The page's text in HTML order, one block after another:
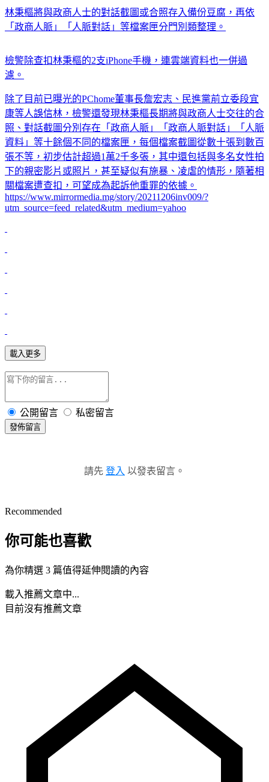
林秉樞將與政商人士的對話截圖或合照存入備份豆腐，再依
「政商人脈」「人脈對話」等檔案匣分門別類整理。
檢警除查扣林秉樞的2支iPhone手機，連雲端資料也一併過
濾。
除了目前已曝光的PChome董事長詹宏志、民進黨前立委段宜
康等人誤信林，檢警還發現林秉樞長期將與政商人士交往的合
照、對話截圖分別存在「政商人脈」「政商人脈對話」「人脈
資料」等十餘個不同的檔案匣，每個檔案截圖從數十張到數百
張不等，初步估計超過1萬2千多張，其中還包括與多名女性拍
下的親密影片或照片，甚至疑似有施暴、凌虐的情形，隨著相
關檔案遭查扣，可望成為起訴他重罪的依據。
https://www.mirrormedia.mg/story/20211206inv009/?
utm_source=feed_related&utm_medium=yahoo
載入更多
公開留言 私密留言
發佈留言
請先 登入 以發表留言。
Recommended
你可能也喜歡
為你精選 3 篇值得延伸閱讀的內容
載入推薦文章中...
目前沒有推薦文章